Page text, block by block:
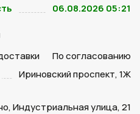
06.08.2026 05:21
По согласованию
Ириновский проспект, 1Ж
Индустриальная улица, 21